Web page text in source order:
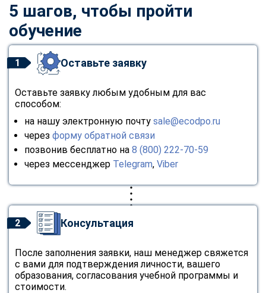
5 шагов, чтобы пройти
обучение
1 Оставьте заявку
Оставьте заявку любым удобным для вас
способом:
на нашу электронную почту sale@ecodpo.ru
через форму обратной связи
позвонив бесплатно на 8 (800) 222-70-59
через мессенджер Telegram, Viber
2 Консультация
После заполнения заявки, наш менеджер свяжется
с вами для подтверждения личности, вашего
образования, согласования учебной программы и
стоимости.